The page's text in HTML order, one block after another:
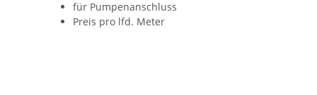
für Pumpenanschluss
Preis pro lfd. Meter